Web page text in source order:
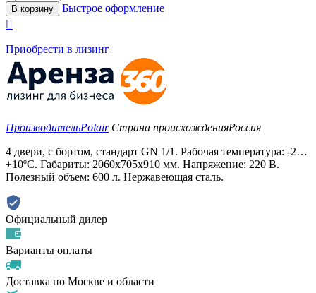
В корзину
Быстрое оформление

Приобрести в лизинг
ПроизводительPolair Страна происхожденияРоссия
4 двери, с бортом, стандарт GN 1/1. Рабочая температура: -2…
+10ºС. Габариты: 2060х705х910 мм. Напряжение: 220 В.
Полезный объем: 600 л. Нержавеющая сталь.
Официальный дилер
Варианты оплаты
Доставка по Москве и области